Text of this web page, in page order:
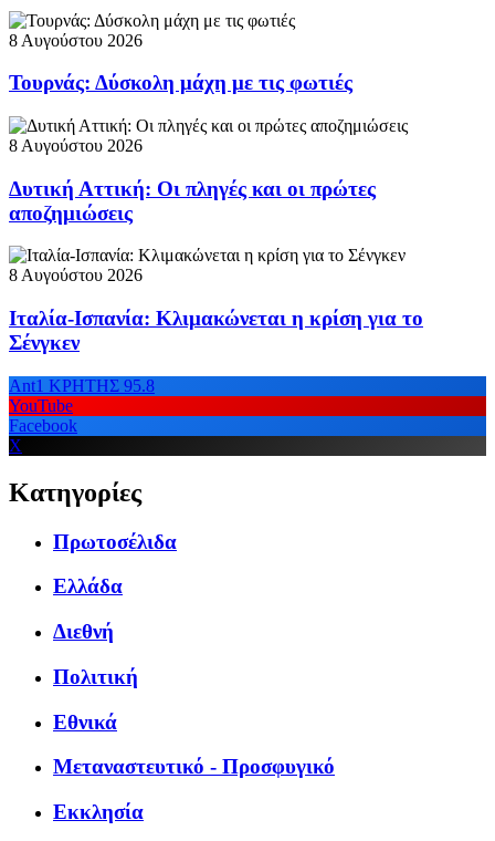
8 Αυγούστου 2026
Τουρνάς: Δύσκολη μάχη με τις φωτιές
8 Αυγούστου 2026
Δυτική Αττική: Οι πληγές και οι πρώτες
αποζημιώσεις
8 Αυγούστου 2026
Ιταλία-Ισπανία: Κλιμακώνεται η κρίση για το
Σένγκεν
Ant1 ΚΡΗΤΗΣ 95.8
YouTube
Facebook
X
Κατηγορίες
Πρωτοσέλιδα
Ελλάδα
Διεθνή
Πολιτική
Εθνικά
Μεταναστευτικό - Προσφυγικό
Εκκλησία